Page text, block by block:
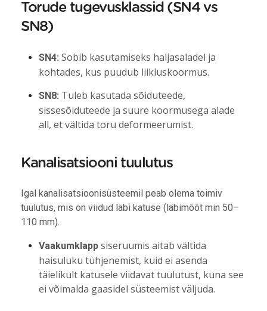
Torude tugevusklassid (SN4 vs
SN8)
SN4: Sobib kasutamiseks haljasaladel ja
kohtades, kus puudub liikluskoormus.
SN8: Tuleb kasutada sõiduteede,
sissesõiduteede ja suure koormusega alade
all, et vältida toru deformeerumist.
Kanalisatsiooni tuulutus
Igal kanalisatsioonisüsteemil peab olema toimiv
tuulutus, mis on viidud läbi katuse (läbimõõt min 50–
110 mm).
Vaakumklapp siseruumis aitab vältida
haisuluku tühjenemist, kuid ei asenda
täielikult katusele viidavat tuulutust, kuna see
ei võimalda gaasidel süsteemist väljuda.